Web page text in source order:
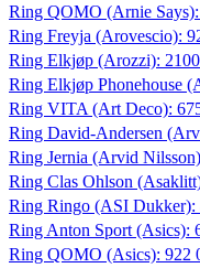
Ring QOMO (Arnie Says):
Ring Freyja (Arovescio):
Ring Elkjøp (Arozzi):
Ring Elkjøp Phonehouse
Ring VITA (Art Deco):
Ring David-Andersen
Ring Jernia (Arvid
Ring Clas Ohlson
Ring Ringo (ASI Dukker):
Ring Anton Sport (Asics):
Ring QOMO (Asics): 922